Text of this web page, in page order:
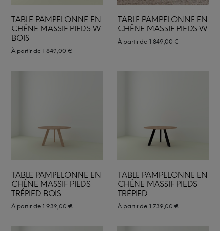
TABLE PAMPELONNE EN
CHÊNE MASSIF PIEDS W
BOIS
À partir de 1 849,00 €
TABLE PAMPELONNE EN
CHÊNE MASSIF PIEDS W
À partir de 1 849,00 €
TABLE PAMPELONNE EN
CHÊNE MASSIF PIEDS
TRÉPIED BOIS
À partir de 1 939,00 €
TABLE PAMPELONNE EN
CHÊNE MASSIF PIEDS
TRÉPIED
À partir de 1 739,00 €